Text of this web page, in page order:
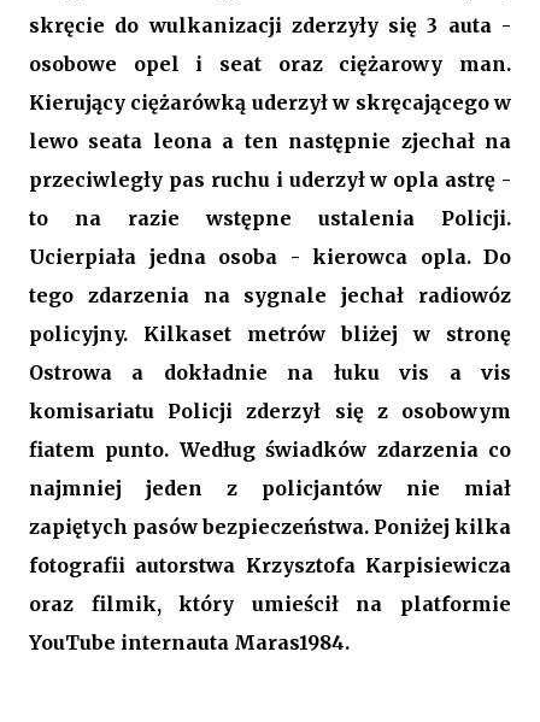
skręcie do wulkanizacji zderzyły się 3 auta -
osobowe opel i seat oraz ciężarowy man.
Kierujący ciężarówką uderzył w skręcającego w
lewo seata leona a ten następnie zjechał na
przeciwległy pas ruchu i uderzył w opla astrę -
to na razie wstępne ustalenia Policji.
Ucierpiała jedna osoba - kierowca opla. Do
tego zdarzenia na sygnale jechał radiowóz
policyjny. Kilkaset metrów bliżej w stronę
Ostrowa a dokładnie na łuku vis a vis
komisariatu Policji zderzył się z osobowym
fiatem punto. Według świadków zdarzenia co
najmniej jeden z policjantów nie miał
zapiętych pasów bezpieczeństwa. Poniżej kilka
fotografii autorstwa Krzysztofa Karpisiewicza
oraz filmik, który umieścił na platformie
YouTube internauta Maras1984.